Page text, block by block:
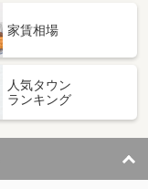
家賃相場
人気タウン
ランキング